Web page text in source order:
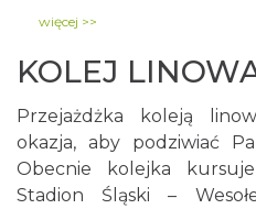
więcej >>
KOLEJ
Przejażdżka koleją
okazja, aby podziwiać
Obecnie kolejka
Stadion Śląski –